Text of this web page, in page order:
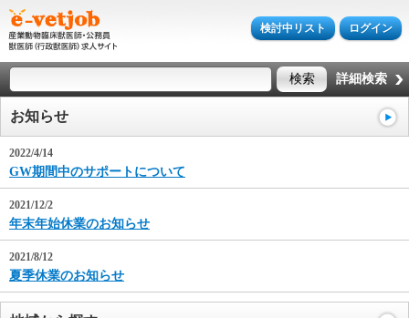
検討中リスト ログイン
詳細検索
お知らせ
2022/4/14
GW期間中のサポートについて
2021/12/2
年末年始休業のお知らせ
2021/8/12
夏季休業のお知らせ